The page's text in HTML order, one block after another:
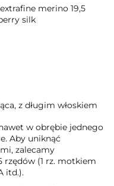
merino 19,5
silk
z długim włoskiem
w obrębie jednego
Aby uniknąć
zalecamy
rzędów (1 rz. motkiem
itd.).